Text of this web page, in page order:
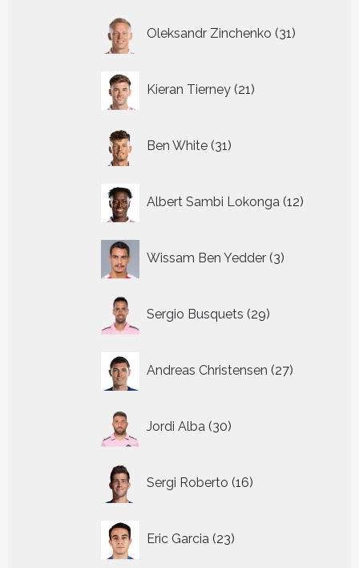
Oleksandr Zinchenko 31
producten
Kieran Tierney 21
producten
Ben White 31
producten
Albert Sambi Lokonga 12
Wissam Ben Yedder 3
producten
Sergio Busquets 29
producten
Andreas Christensen 27
producten
Jordi Alba 30
producten
Sergi Roberto 16
producten
Eric Garcia 23
producten